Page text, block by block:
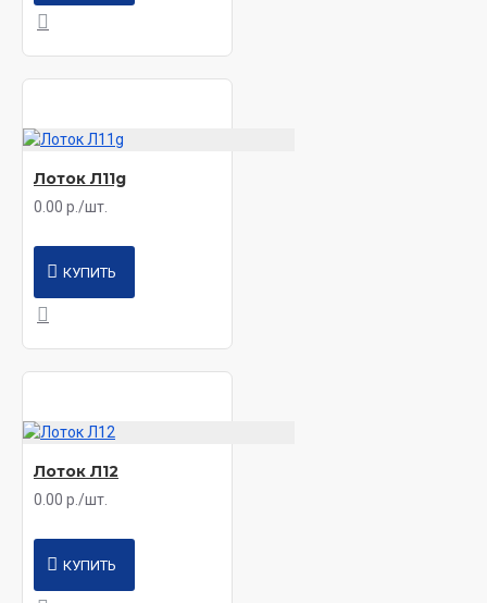
Лоток Л11g
0.00 р./шт.
КУПИТЬ
Лоток Л12
0.00 р./шт.
КУПИТЬ